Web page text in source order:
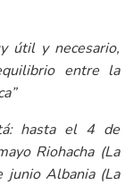
útil y necesario,
entre la
hasta el 4 de
Riohacha (La
junio Albania (La